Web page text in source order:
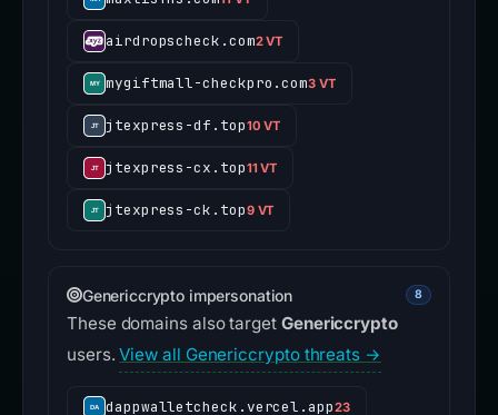
airdropscheck.com2 VT
mygiftmall-checkpro.com3 VT
jtexpress-df.top10 VT
jtexpress-cx.top11 VT
jtexpress-ck.top9 VT
Genericcrypto impersonation 8
These domains also target Genericcrypto
users.View all Genericcrypto threats →
dappwalletcheck.vercel.app23